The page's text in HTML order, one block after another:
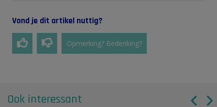
Vond je dit artikel nuttig?
Opmerking? Bedenking?
Ook interessant